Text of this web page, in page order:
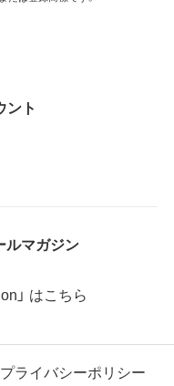
ント
ルマガジン
」 はこちら
プライバシーポリシー